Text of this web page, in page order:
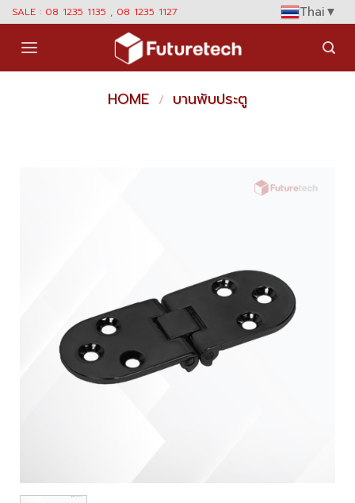
Skip
content
SALE : 08 1235 1135 , 08 1235 1127 Thai▼
HOME / บานพับประตู